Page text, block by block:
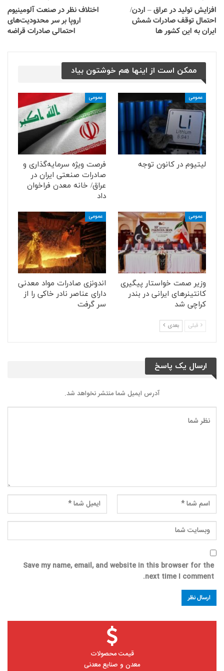
افزایش تولید در عراق – اردن/
احتمال توقف صادرات شمش
ایران به این کشور ها
اختلاف نظر در صنعت آلومینیوم
اروپا بر سر محدودیت‌های
احتمالی صادرات قراضه
ممکن است از اینها هم خوشتون بیاد
عمومی
لیتیوم در کانون توجه
عمومی
فرصت ویژه سرمایه‌گذاری و
صادرات صنعتی ایران در
عراق/ خانه معدن فراخوان
داد
عمومی
وزیر صمت خواستار پیگیری
کانتینرهای ایرانی در بندر
کراچی شد
عمومی
اندونزی صادرات مواد معدنی
دارای عناصر نادر خاکی را از
سر گرفت
قبلی بعدی
ارسال یک پاسخ
آدرس ایمیل شما منتشر نخواهد شد.
Save my name, email, and website in this browser for the
next time I comment.
قیمت محصولات
معدن و صنایع معدنی